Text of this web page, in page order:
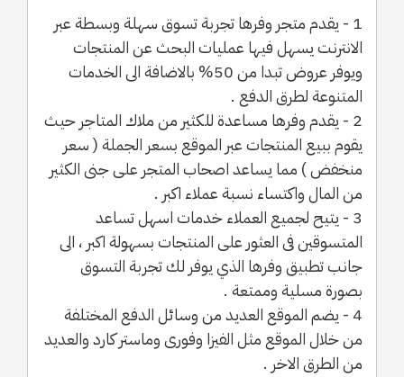
1 - يقدم متجر وفرها تجربة تسوق سهلة وبسطة عبر
الانترنت يسهل فيها عمليات البحث عن المنتجات
ويوفر عروض تبدا من 50% بالاضافة الى الخدمات
المتنوعة لطرق الدفع .
2 - يقدم وفرها مساعدة للكثير من ملاك المتاجر حيث
يقوم ببيع المنتجات عبر الموقع بسعر الجملة ( سعر
منخفض ) مما يساعد اصحاب المتجر على جنى الكثير
من المال واكتساء نسبة عملاء اكبر .
3 - يتيح لجميع العملاء خدمات اسهل تساعد
المتسوقين فى العثور على المنتجات بسهولة اكبر ، الى
جانب تطبيق وفرها الذي يوفر لك تجربة التسوق
بصورة مسلية وممتعة .
4 - يضم الموقع العديد من وسائل الدفع المختلفة
من خلال الموقع مثل الفيزا وفورى وماستر كارد والعديد
من الطرق الاخر .